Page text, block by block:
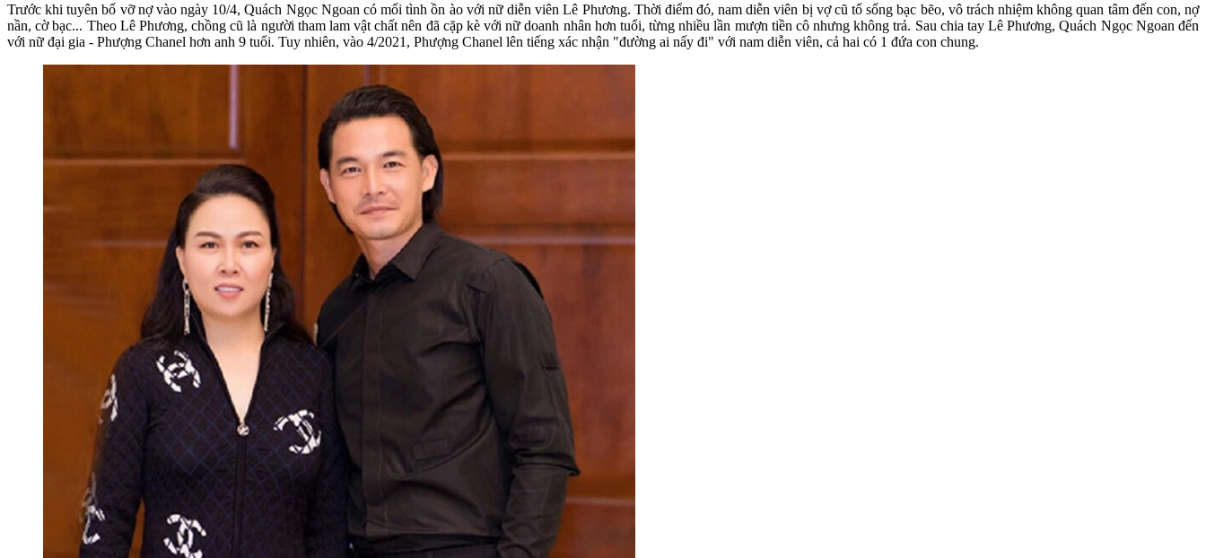
Trước khi tuyên bố vỡ nợ vào ngày 10/4, Quách Ngọc Ngoan có mối tình ồn ào với nữ diễn viên Lê Phương. Thời điểm đó, nam diễn viên bị vợ cũ tố sống bạc bẽo, vô trách nhiệm không quan tâm đến con, nợ
nần, cờ bạc... Theo Lê Phương, chồng cũ là người tham lam vật chất nên đã cặp kè với nữ doanh nhân hơn tuổi, từng nhiều lần mượn tiền cô nhưng không trả. Sau chia tay Lê Phương, Quách Ngọc Ngoan đến
với nữ đại gia - Phượng Chanel hơn anh 9 tuổi. Tuy nhiên, vào 4/2021, Phượng Chanel lên tiếng xác nhận "đường ai nấy đi" với nam diễn viên, cả hai có 1 đứa con chung.